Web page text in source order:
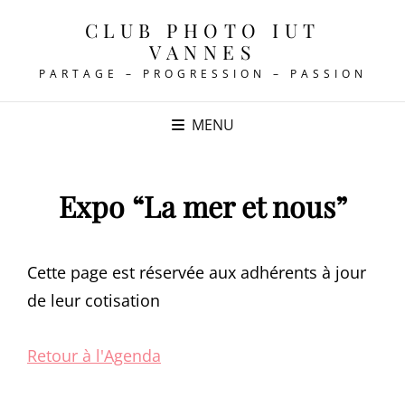
CLUB PHOTO IUT
VANNES
PARTAGE – PROGRESSION – PASSION
MENU
Expo “La mer et nous”
Cette page est réservée aux adhérents à jour
de leur cotisation
Retour à l'Agenda